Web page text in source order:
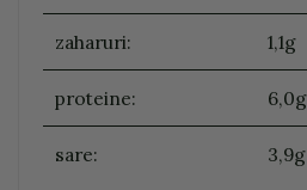
zaharuri: 1,1g
proteine: 6,0g
sare: 3,9g